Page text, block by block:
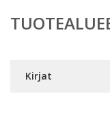
Kirjat